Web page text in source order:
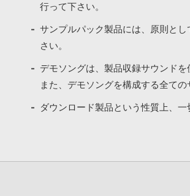
行って下さい。
サンプルパック製品には、原則と
さい。
デモソングは、製品収録サウンド
また、デモソングを構成する全て
ダウンロード製品という性質上、